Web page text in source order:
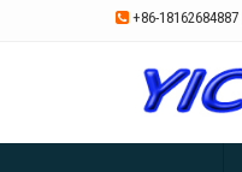
 +86-18162684887